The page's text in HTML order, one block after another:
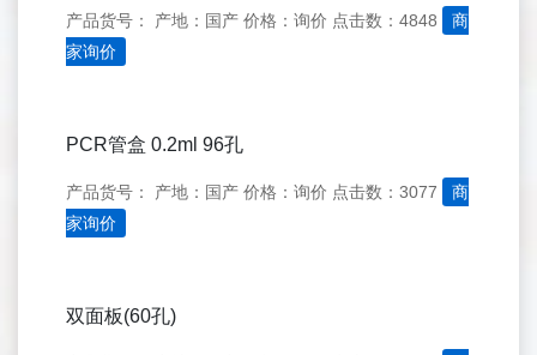
产品货号： 产地：国产 价格：询价 点击数：4848
商
家询价
PCR管盒 0.2ml 96孔
产品货号： 产地：国产 价格：询价 点击数：3077
商
家询价
双面板(60孔)